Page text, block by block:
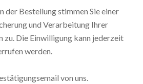
der Bestellung stimmen Sie einer
und Verarbeitung Ihrer
zu. Die Einwilligung kann jederzeit
werden.
von uns.